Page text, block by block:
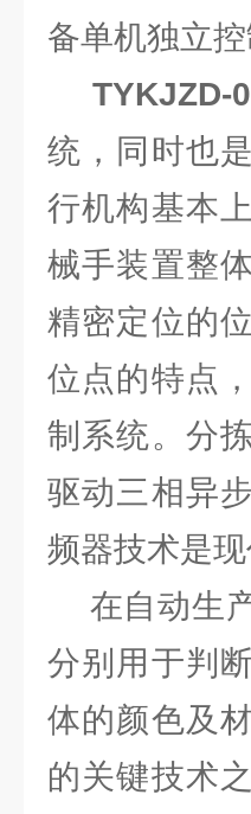
备单机独立
TYKJZD-
统，同时也
行机构基本
械手装置整
精密定位的
位点的特点
制系统。分
驱动三相异
频器技术是
在自动生
分别用于判
体的颜色及
的关键技术